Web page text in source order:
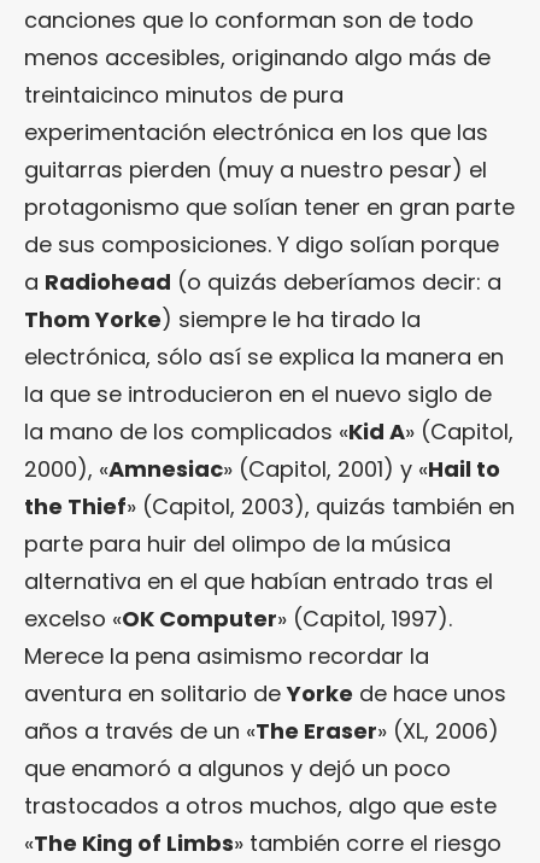
canciones que lo conforman son de todo
menos accesibles, originando algo más de
treintaicinco minutos de pura
experimentación electrónica en los que las
guitarras pierden (muy a nuestro pesar) el
protagonismo que solían tener en gran parte
de sus composiciones. Y digo solían porque
a Radiohead (o quizás deberíamos decir: a
Thom Yorke) siempre le ha tirado la
electrónica, sólo así se explica la manera en
la que se introducieron en el nuevo siglo de
la mano de los complicados «Kid A» (Capitol,
2000), «Amnesiac» (Capitol, 2001) y «Hail to
the Thief» (Capitol, 2003), quizás también en
parte para huir del olimpo de la música
alternativa en el que habían entrado tras el
excelso «OK Computer» (Capitol, 1997).
Merece la pena asimismo recordar la
aventura en solitario deYorke de hace unos
años a través de un «The Eraser» (XL, 2006)
que enamoró a algunos y dejó un poco
trastocados a otros muchos, algo que este
«The King of Limbs» también corre el riesgo